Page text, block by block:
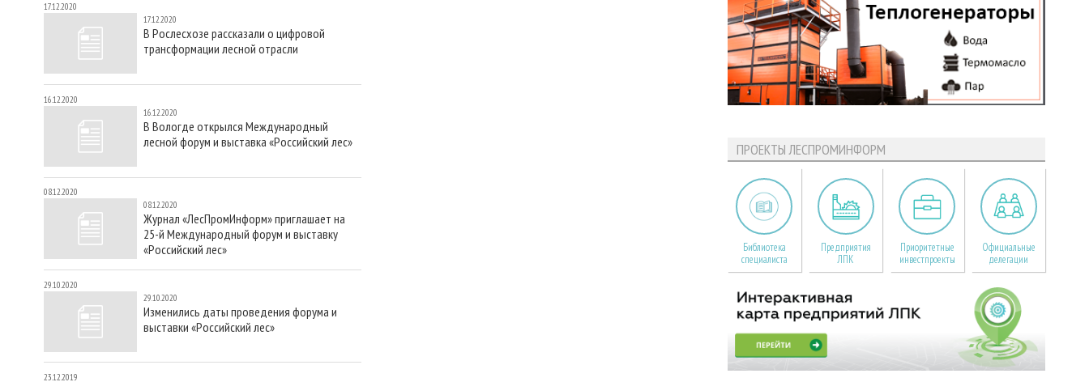
17.12.2020
17.12.2020
В Рослесхозе рассказали о цифровой
трансформации лесной отрасли
16.12.2020
16.12.2020
В Вологде открылся Международный
лесной форум и выставка «Российский лес»
08.12.2020
08.12.2020
Журнал «ЛесПромИнформ» приглашает на
25-й Международный форум и выставку
«Российский лес»
29.10.2020
29.10.2020
Изменились даты проведения форума и
выставки «Российский лес»
23.12.2019
ПРОЕКТЫ ЛЕСПРОМИНФОРМ
Библиотека
специалиста
Предприятия
ЛПК
Приоритетные
инвестпроекты
Официальные
делегации